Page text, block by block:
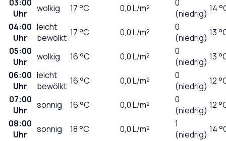
03:00
Uhr
wolkig 17°C 0,0L/m²
0
(niedrig) 14
04:00
Uhr
leicht
bewölkt 17°C 0,0L/m²
0
(niedrig) 13
05:00
Uhr
wolkig 16°C 0,0L/m²
0
(niedrig) 13
06:00
Uhr
leicht
bewölkt 16°C 0,0L/m²
0
(niedrig) 12
07:00
Uhr
sonnig 16°C 0,0L/m²
0
(niedrig) 12
08:00
Uhr
sonnig 18°C 0,0L/m²
1
(niedrig) 14